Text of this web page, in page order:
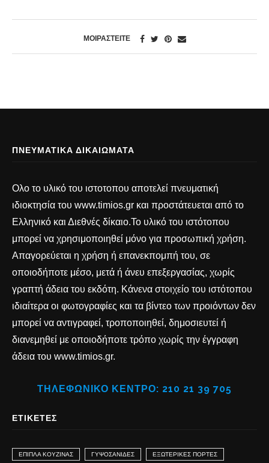
ΜΟΙΡΑΣΤΕΊΤΕ
ΠΝΕΥΜΑΤΙΚΆ ΔΙΚΑΙΏΜΑΤΑ
Ολο το υλικό του ιστοτοπου αποτελεί πνευματική
ιδιοκτησία του www.timios.gr και προστάτευεται από το
Ελληνικό και Διεθνές δίκαιο.Το υλικό του ιστότοπου
μπορεί να χρησιμοποιηθεί μόνο για προσωπική χρήση.
Απαγορεύεται η χρήση ή επανεκπομπή του, σε
οποιοδήποτε μέσο, μετά ή άνευ επεξεργασίας, χωρίς
γραπτή άδεια του εκδότη. Κάνενα στοιχείο του ιστότοπου
ιδιαίτερα οι φωτογραφίες και τα βίντεο των προιόντων δεν
μπορεί να αντιγραφεί, τροποποιηθεί, δημοσιευτεί ή
διανεμηθεί με οποιοδήποτε τρόπο χωρίς την έγγραφη
άδεια του www.timios.gr.
ΤΗΛΕΦΩΝΙΚΟ ΚΕΝΤΡΟ: 210 21 39 705
ΕΤΙΚΈΤΕΣ
ΈΠΙΠΛΑ ΚΟΥΖΊΝΑΣ ΓΥΨΟΣΑΝΊΔΕΣ ΕΞΩΤΕΡΙΚΈΣ ΠΌΡΤΕΣ